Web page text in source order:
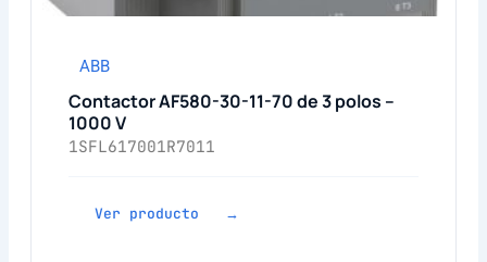
ABB
Contactor AF580-30-11-70 de 3 polos –
1000 V
1SFL617001R7011
Ver producto →